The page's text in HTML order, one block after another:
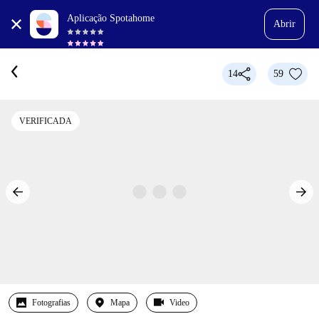
Aplicação Spotahome
Abrir
14 59
VERIFICADA
Fotografias Mapa Video